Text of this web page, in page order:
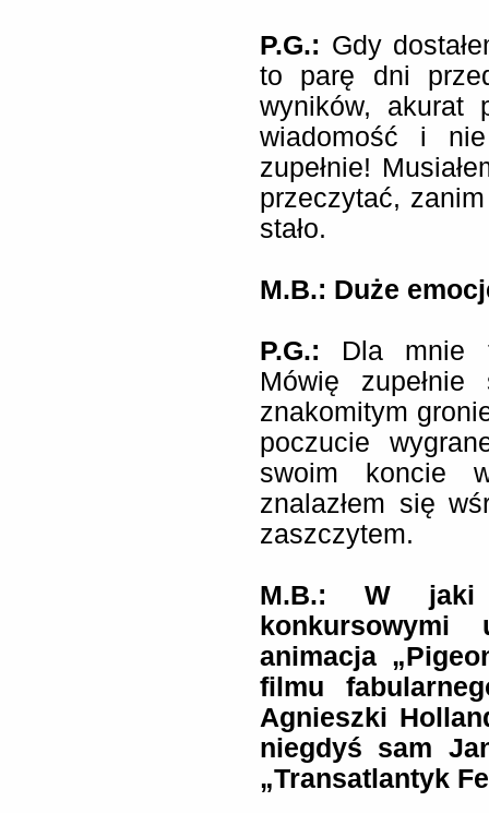
P.G.: Gdy
to parę dni
wyników, akurat
wiadomość i
zupełnie!
przeczytać,
stało.
M.B.: Duże
P.G.: Dla mnie
Mówię
znakomitym
poczucie
swoim koncie
znalazłem się
zaszczytem.
M.B.: W jaki
animacja
filmu
Agnieszki
niegdyś sam
„Transatlantyk